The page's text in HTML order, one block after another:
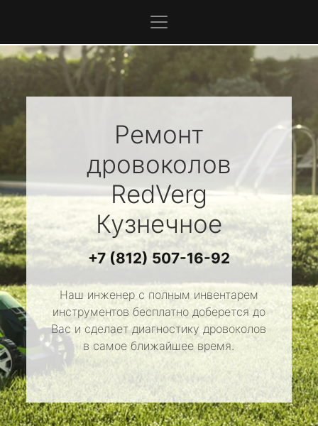
Ремонт
дровоколов
RedVerg
Кузнечное
+7 (812) 507-16-92
Наш инженер с полным инвентарем
инструментов бесплатно доберется до
Вас и сделает диагностику дровоколов
в самое ближайшее время.